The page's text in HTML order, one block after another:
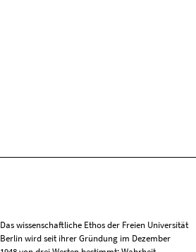
Das wissenschaftliche Ethos der Freien Universität
Berlin wird seit ihrer Gründung im Dezember